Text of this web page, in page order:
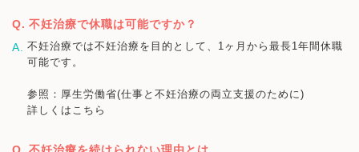
不妊治療で休職は可能ですか？
不妊治療では不妊治療を目的として、1ヶ月から最長1年間休職
可能です。
参照：厚生労働省(仕事と不妊治療の両立支援のために)
詳しくはこちら
不妊治療を続けられない理由とは